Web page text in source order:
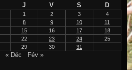
J V S D
1 2 3
4
8 9 10
11
15 16 17
18
22 23 24
25
29 30 31
« Déc Fév »